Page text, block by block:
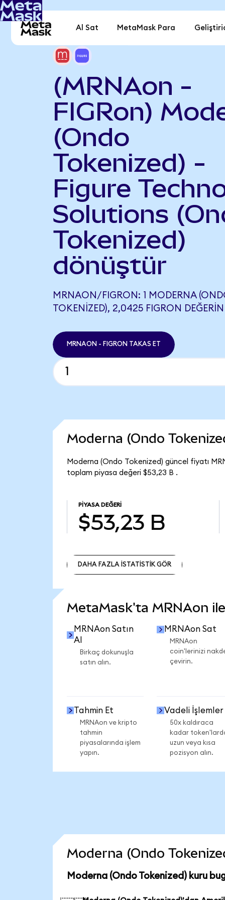
Al Sat MetaMask Para
(MRNAon -
FIGRon)
(Ondo
Tokenized) -
Figure
Solutions
Tokenized)
dönüştür
MRNAON/FIGRON: 1 MODERNA
TOKENIZED), 2,0425 FIGRON
MRNAON - FIGRON TAKAS ET
Moderna (Ondo
Moderna (Ondo Tokenized) güncel fiyatı
toplam piyasa değeri $53,23 B .
PIYASA DEĞERI
$53,23 B
DAHA FAZLA İSTATİSTİK GÖR
MetaMask'ta MRNAon ile
MRNAon Satın
Al
Birkaç dokunuşla
satın alın.
MRNAon Sat
MRNAon
coin'lerinizi
çevirin.
Tahmin Et
MRNAon ve kripto
tahmin
piyasalarında işlem
yapın.
Vadeli İşlemler
50x kaldıraca
kadar
uzun veya kısa
pozisyon alın.
Moderna (Ondo
Moderna (Ondo Tokenized) kuru